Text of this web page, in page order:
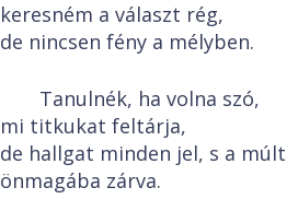
keresném a választ rég,
de nincsen fény a mélyben.
Tanulnék, ha volna szó,
mi titkukat feltárja,
de hallgat minden jel, s a múlt
önmagába zárva.